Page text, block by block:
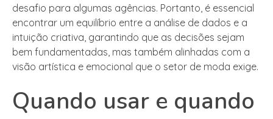
desafio para algumas agências. Portanto, é essencial
encontrar um equilíbrio entre a análise de dados e a
intuição criativa, garantindo que as decisões sejam
bem fundamentadas, mas também alinhadas com a
visão artística e emocional que o setor de moda exige.
Quando usar e quando